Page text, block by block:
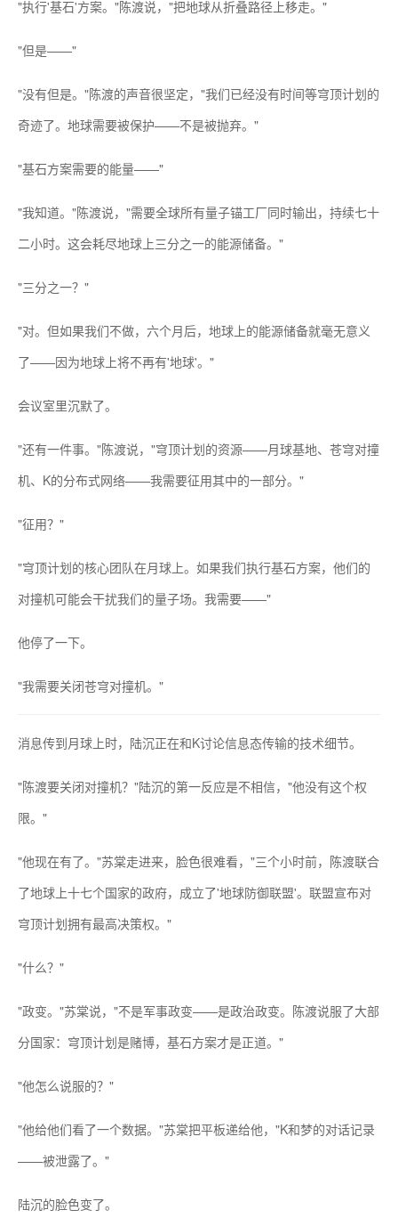
"执行'基石'方案。"陈渡说，"把地球从折叠路径上移走。"
"但是——"
"没有但是。"陈渡的声音很坚定，"我们已经没有时间等穹顶计划的
奇迹了。地球需要被保护——不是被抛弃。"
"基石方案需要的能量——"
"我知道。"陈渡说，"需要全球所有量子锚工厂同时输出，持续七十
二小时。这会耗尽地球上三分之一的能源储备。"
"三分之一？"
"对。但如果我们不做，六个月后，地球上的能源储备就毫无意义
了——因为地球上将不再有'地球'。"
会议室里沉默了。
"还有一件事。"陈渡说，"穹顶计划的资源——月球基地、苍穹对撞
机、K的分布式网络——我需要征用其中的一部分。"
"征用？"
"穹顶计划的核心团队在月球上。如果我们执行基石方案，他们的
对撞机可能会干扰我们的量子场。我需要——"
他停了一下。
"我需要关闭苍穹对撞机。"
消息传到月球上时，陆沉正在和K讨论信息态传输的技术细节。
"陈渡要关闭对撞机？"陆沉的第一反应是不相信，"他没有这个权
限。"
"他现在有了。"苏棠走进来，脸色很难看，"三个小时前，陈渡联合
了地球上十七个国家的政府，成立了'地球防御联盟'。联盟宣布对
穹顶计划拥有最高决策权。"
"什么？"
"政变。"苏棠说，"不是军事政变——是政治政变。陈渡说服了大部
分国家：穹顶计划是赌博，基石方案才是正道。"
"他怎么说服的？"
"他给他们看了一个数据。"苏棠把平板递给他，"K和梦的对话记录
——被泄露了。"
陆沉的脸色变了。